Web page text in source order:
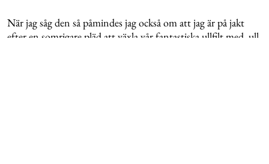
När jag såg den så påmindes jag också om att jag är på jakt
efter en somrigare pläd att växla vår fantastiska ullfilt med, ull